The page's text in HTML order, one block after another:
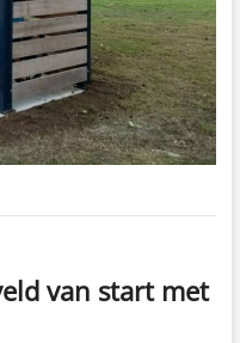
van start met